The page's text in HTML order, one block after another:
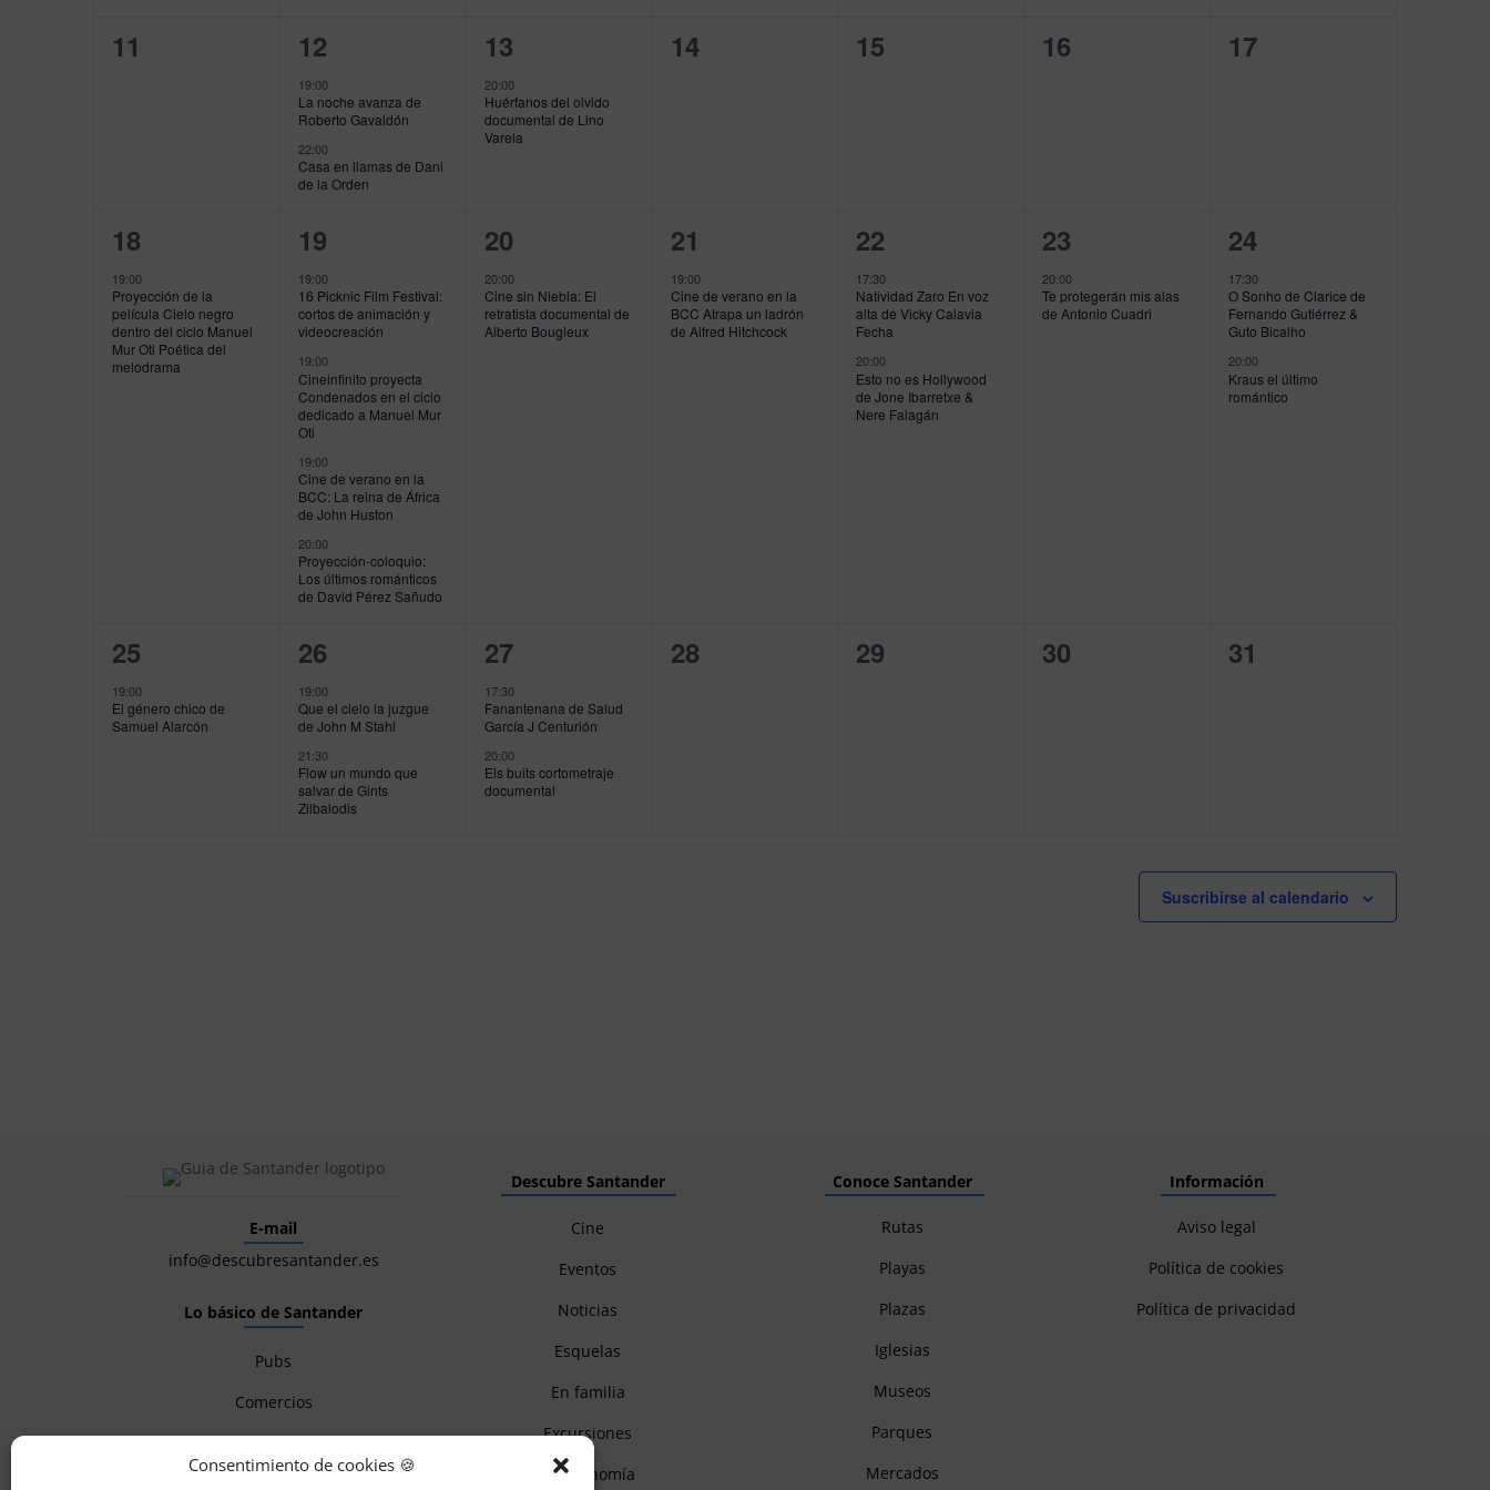
Consentimiento de cookies 🍪
0
11
2
eventos,
12
19:00
La noche avanza de
Roberto Gavaldón
22:00
Casa en llamas de Dani
de la Orden
1
evento,
13
20:00
Huérfanos del olvido
documental de Lino
Varela
0
14
0
15
0
16
0
17
1
evento,
18
19:00
Proyección de la
película Cielo negro
dentro del ciclo Manuel
Mur Oti Poética del
melodrama
4
eventos,
19
19:00
16 Picknic Film Festival:
cortos de animación y
videocreación
19:00
Cineinfinito proyecta
Condenados en el ciclo
dedicado a Manuel Mur
Oti
19:00
Cine de verano en la
BCC: La reina de África
de John Huston
20:00
Proyección-coloquio:
Los últimos románticos
de David Pérez Sañudo
1
evento,
20
20:00
Cine sin Niebla: El
retratista documental de
Alberto Bougleux
1
evento,
21
19:00
Cine de verano en la
BCC Atrapa un ladrón
de Alfred Hitchcock
2
eventos,
22
17:30
Natividad Zaro En voz
alta de Vicky Calavia
Fecha
20:00
Esto no es Hollywood
de Jone Ibarretxe &
Nere Falagán
1
evento,
23
20:00
Te protegerán mis alas
de Antonio Cuadri
2
eventos,
24
17:30
O Sonho de Clarice de
Fernando Gutiérrez &
Guto Bicalho
20:00
Kraus el último
romántico
1
evento,
25
19:00
El género chico de
Samuel Alarcón
2
eventos,
26
19:00
Que el cielo la juzgue
de John M Stahl
21:30
Flow un mundo que
salvar de Gints
Zilbalodis
2
eventos,
27
17:30
Fanantenana de Salud
García J Centurión
20:00
Els buits cortometraje
documental
0
28
0
29
0
30
0
31
Suscribirse al calendario
E-mail
info@descubresantander.es
Lo básico de Santander
Pubs
Comercios
Alojamientos
Descubre Santander
Cine
Eventos
Noticias
Esquelas
En familia
Excursiones
Gastronomía
Conoce Santander
Rutas
Playas
Plazas
Iglesias
Museos
Parques
Mercados
Información
Aviso legal
Política de cookies
Política de privacidad